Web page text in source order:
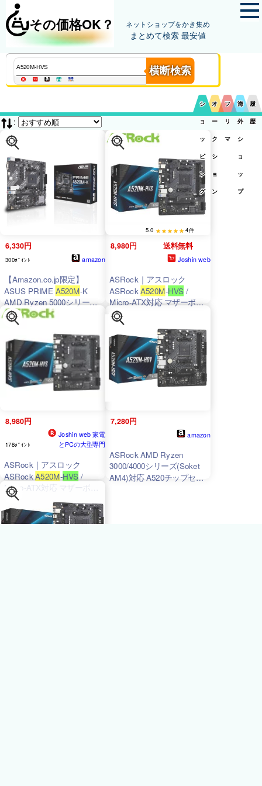
その価格OK？ ネットショップをかき集め
まとめて検索 最安値
横断検索
シ
ョ
ッ
ピ
ン
グ
オ
ー
ク
シ
ョ
ン
フ
リ
マ
海
外
シ
ョ
ッ
プ
履
歴
:
6,330円
300ﾎﾟｲﾝﾄ amazon
【Amazon.co.jp限定】
ASUS PRIME A520M-K
AMD Ryzen 5000シリーズ
AM4 対応 A520 チップセッ
ト 搭載 mATX マザーボー
ド/国内正規代理店品
8,980円 送料無料
Joshin web
5.0 4件
ASRock｜アスロック
ASRockA520M-HVS /
Micro-ATX対応 マザーボー
ド A520M-HVS 返品種別B
8,980円
178ﾎﾟｲﾝﾄ
Joshin web 家電
とPCの大型専門
ASRock｜アスロック
ASRockA520M-HVS /
Micro-ATX対応 マザーボー
ド A520M-HVS
7,280円
amazon
ASRock AMD Ryzen
3000/4000シリーズ(Soket
AM4)対応 A520チップセッ